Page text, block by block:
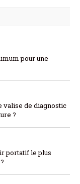
pour une
valise de diagnostic
?
portatif le plus